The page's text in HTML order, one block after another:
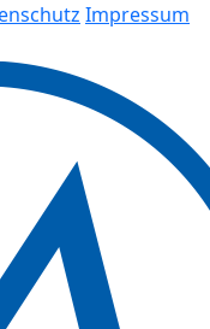
Impressum